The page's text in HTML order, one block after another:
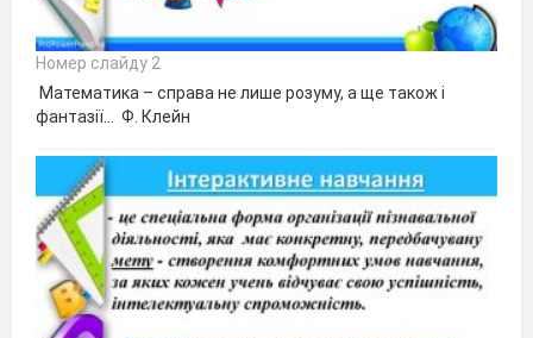
Номер слайду 2
Математика – справа не лише розуму, а ще також і
фантазії... Ф. Клейн